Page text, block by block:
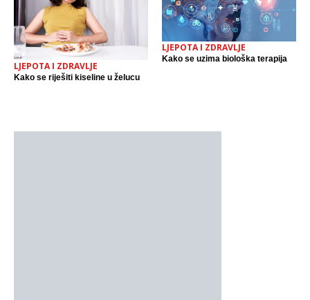
LJEPOTA I ZDRAVLJE
Kako se riješiti kiseline u želucu
LJEPOTA I ZDRAVLJE
Kako se uzima biološka terapija